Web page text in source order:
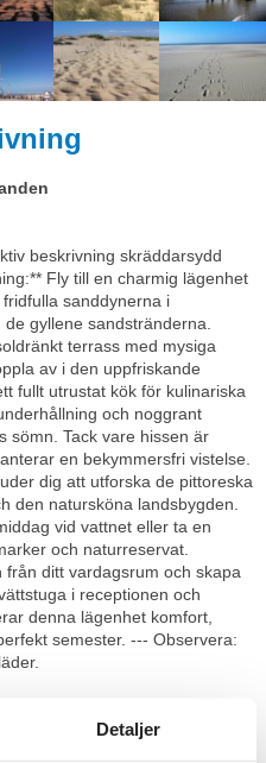
beskrivning skräddarsydd
Fly till en charmig lägenhet
sanddynerna i
gyllene sandstränderna.
terrass med mysiga
av i den uppfriskande
fullt utrustat kök för kulinariska
och noggrant
sömn. Tack vare hissen är
en bekymmersfri vistelse.
dig att utforska de pittoreska
den natursköna landsbygden.
vid vattnet eller ta en
och naturreservat.
ditt vardagsrum och skapa
i receptionen och
denna lägenhet komfort,
semester. --- Observera:
kaffebryggare, kombi
Detaljer